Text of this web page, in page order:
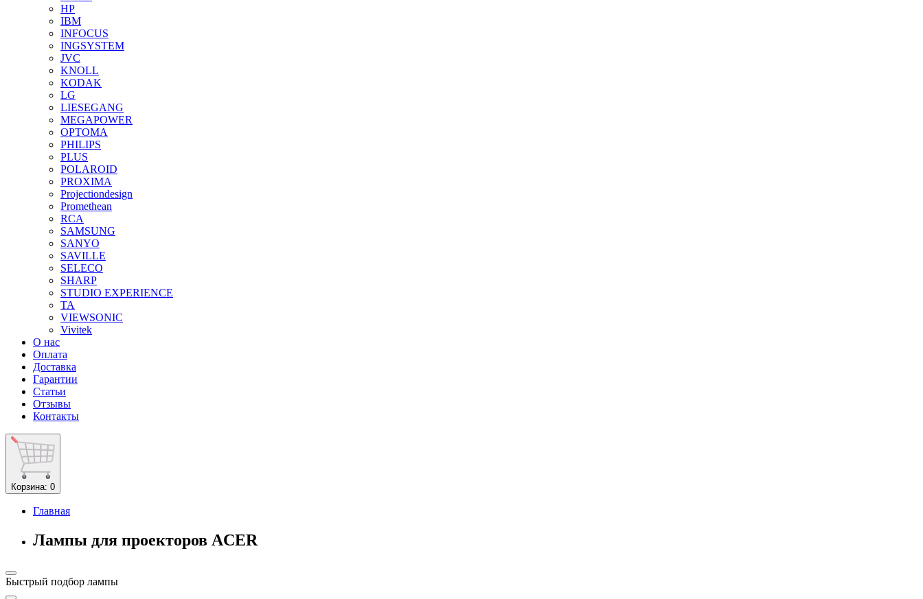
HP
IBM
INFOCUS
INGSYSTEM
JVC
KNOLL
KODAK
LG
LIESEGANG
MEGAPOWER
OPTOMA
PHILIPS
PLUS
POLAROID
PROXIMA
Projectiondesign
Promethean
RCA
SAMSUNG
SANYO
SAVILLE
SELECO
SHARP
STUDIO EXPERIENCE
TA
VIEWSONIC
Vivitek
О нас
Оплата
Доставка
Гарантии
Статьи
Отзывы
Контакты
Корзина: 0
Главная
Лампы для проекторов ACER
Быстрый подбор лампы